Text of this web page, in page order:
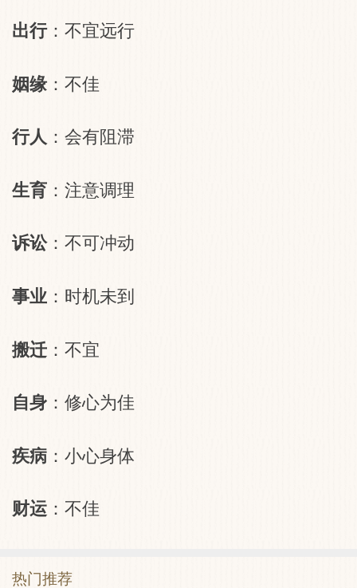
出行：不宜远行
姻缘：不佳
行人 ：会有阻滞
生育：注意调理
诉讼：不可冲动
事业：时机未到
搬迁：不宜
自身：修心为佳
疾病：小心身体
财运：不佳
热门推荐